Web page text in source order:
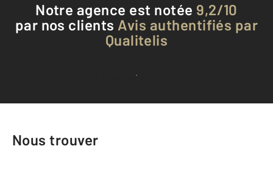
Notre agence est notée 9,2/10
par nos clients Avis authentifiés par
Qualitelis
Voir tous les avis clients
Nous trouver